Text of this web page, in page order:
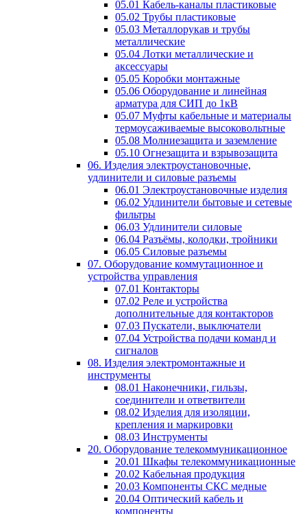
05.01 Кабель-каналы пластиковые
05.02 Трубы пластиковые
05.03 Металлорукав и трубы
металлические
05.04 Лотки металлические и
аксессуары
05.05 Коробки монтажные
05.06 Оборудование и линейная
арматура для СИП до 1кВ
05.07 Муфты кабельные и материалы
термоусаживаемые высоковольтные
05.08 Молниезащита и заземление
05.10 Огнезащита и взрывозащита
06. Изделия электроустановочные,
удлинители и силовые разъемы
06.01 Электроустановочные изделия
06.02 Удлинители бытовые и сетевые
фильтры
06.03 Удлинители силовые
06.04 Разъёмы, колодки, тройники
06.05 Силовые разъемы
07. Оборудование коммутационное и
устройства управления
07.01 Контакторы
07.02 Реле и устройства
дополнительные для контакторов
07.03 Пускатели, выключатели
07.04 Устройства подачи команд и
сигналов
08. Изделия электромонтажные и
инструменты
08.01 Наконечники, гильзы,
соединители и ответвители
08.02 Изделия для изоляции,
крепления и маркировки
08.03 Инструменты
20. Оборудование телекоммуникационное
20.01 Шкафы телекоммуникационные
20.02 Кабельная продукция
20.03 Компоненты СКС медные
20.04 Оптический кабель и
компоненты